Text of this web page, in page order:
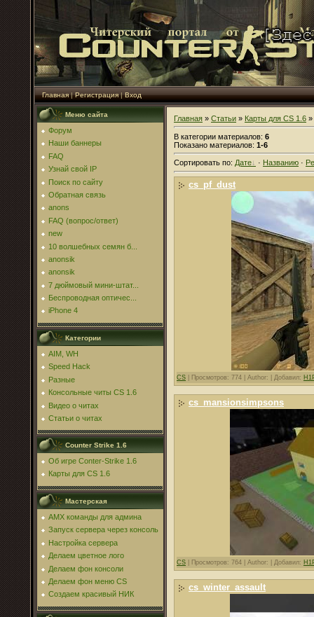
Главная|Регистрация|Вход
Меню сайта
Форум
Наши баннеры
FAQ
Узнай свой IP
Поиск по сайту
Обратная связь
anons
FAQ (вопрос/ответ)
new
10 волшебных семян б...
anonsik
anonsik
7 дюймовый мини-штат...
Беспроводная оптичес...
iPhone 4
Категории
AIM, WH
Speed Hack
Разные
Консольные читы CS 1.6
Видео о читах
Статьи о читах
Counter Strike 1.6
Об игре Conter-Strike 1.6
Карты для CS 1.6
Мастерская
AMX команды для админа
Запуск сервера через консоль
Настройка сервера
Делаем цветное лого
Делаем фон консоли
Делаем фон меню CS
Создаем красивый НИК
Главная » Статьи » Карты для CS 1.6 »
В категории материалов: 6
Показано материалов: 1-6
Сортировать по: Дате · Названию ·
cs_pf_dust
CS Просмотров: 774 | Author: | Добавил:
cs_mansionsimpsons
CS Просмотров: 764 | Author: | Добавил:
cs_winter_assault